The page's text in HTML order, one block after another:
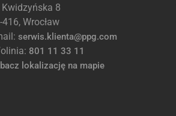
Kwidzyńska 8
416, Wrocław
serwis.klienta@ppg.com
801 11 33 11
lokalizację na mapie